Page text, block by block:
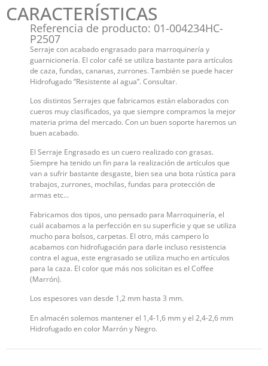
CARACTERÍSTICAS
Referencia de producto: 01-004234HC-
P2507
Serraje con acabado engrasado para marroquinería y
guarnicionería. El color café se utiliza bastante para artículos
de caza, fundas, cananas, zurrones. También se puede hacer
Hidrofugado “Resistente al agua”. Consultar.
Los distintos Serrajes que fabricamos están elaborados con
cueros muy clasificados, ya que siempre compramos la mejor
materia prima del mercado. Con un buen soporte haremos un
buen acabado.
El Serraje Engrasado es un cuero realizado con grasas.
Siempre ha tenido un fin para la realización de artículos que
van a sufrir bastante desgaste, bien sea una bota rústica para
trabajos, zurrones, mochilas, fundas para protección de
armas etc…
Fabricamos dos tipos, uno pensado para Marroquinería, el
cuál acabamos a la perfección en su superficie y que se utiliza
mucho para bolsos, carpetas. El otro, más campero lo
acabamos con hidrofugación para darle incluso resistencia
contra el agua, este engrasado se utiliza mucho en artículos
para la caza. El color que más nos solicitan es el Coffee
(Marrón).
Los espesores van desde 1,2 mm hasta 3 mm.
En almacén solemos mantener el 1,4-1,6 mm y el 2,4-2,6 mm
Hidrofugado en color Marrón y Negro.